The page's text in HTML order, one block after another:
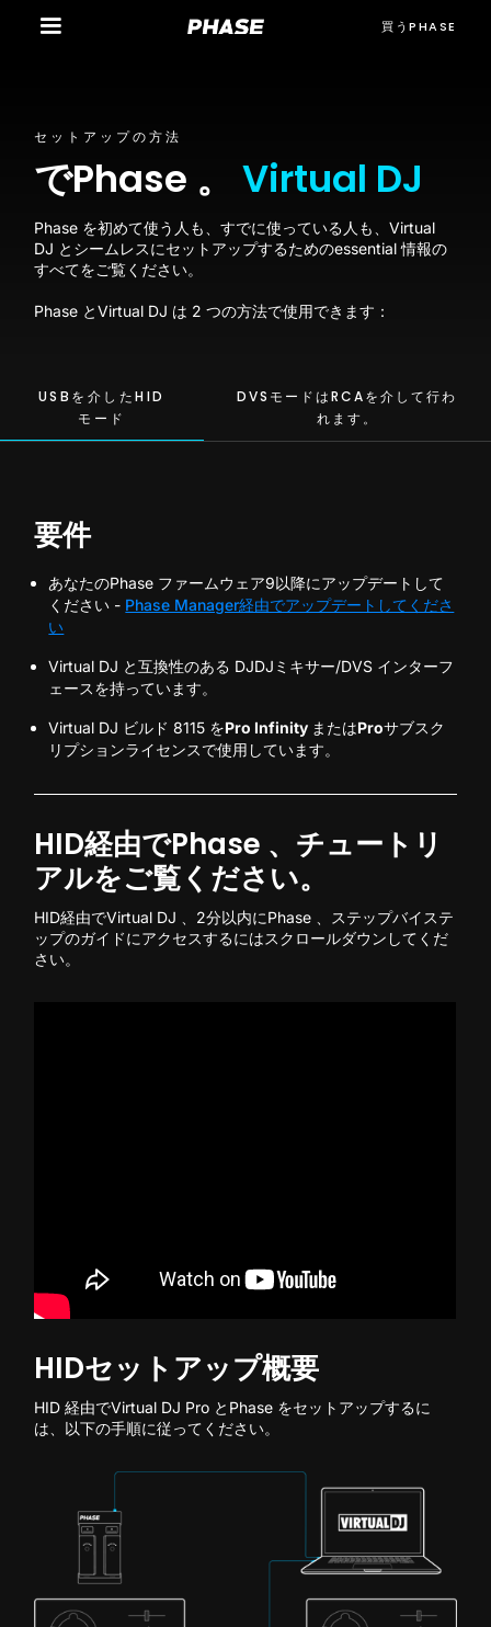
買うPHASE
セットアップの方法
でPhase 。Virtual DJ
Phase を初めて使う人も、すでに使っている人も、Virtual
DJ とシームレスにセットアップするためのessential 情報の
すべてをご覧ください。
Phase とVirtual DJ は 2 つの方法で使用できます：
USBを介したHID
モード
DVSモードはRCAを介して行わ
れます。
要件
あなたのPhase ファームウェア9以降にアップデートして
ください - Phase Manager経由でアップデートしてくださ
い
Virtual DJ と互換性のある DJDJミキサー/DVS インターフ
ェースを持っています。
Virtual DJ ビルド 8115 をPro Infinity またはProサブスク
リプションライセンスで使用しています。
HID経由でPhase 、チュートリ
アルをご覧ください。
HID経由でVirtual DJ 、2分以内にPhase 、ステップバイステ
ップのガイドにアクセスするにはスクロールダウンしてくだ
さい。
HIDセットアップ概要
HID 経由でVirtual DJ Pro とPhase をセットアップするに
は、以下の手順に従ってください。